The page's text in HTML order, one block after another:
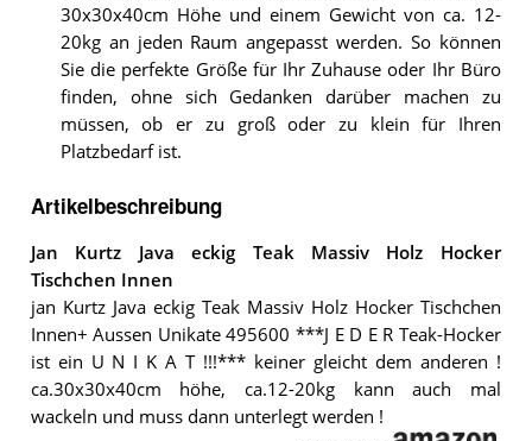
30x30x40cm Höhe und einem Gewicht von ca. 12-
20kg an jeden Raum angepasst werden. So können
Sie die perfekte Größe für Ihr Zuhause oder Ihr Büro
finden, ohne sich Gedanken darüber machen zu
müssen, ob er zu groß oder zu klein für Ihren
Platzbedarf ist.
Artikelbeschreibung
Jan Kurtz Java eckig Teak Massiv Holz Hocker
Tischchen Innen
jan Kurtz Java eckig Teak Massiv Holz Hocker Tischchen
Innen+ Aussen Unikate 495600 ***J E D E R Teak-Hocker
ist ein U N I K A T !!!*** keiner gleicht dem anderen !
ca.30x30x40cm höhe, ca.12-20kg kann auch mal
wackeln und muss dann unterlegt werden !